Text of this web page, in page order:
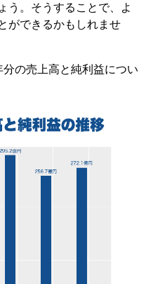
う。そうすることで、よ
ができるかもしれませ
の売上高と純利益につい